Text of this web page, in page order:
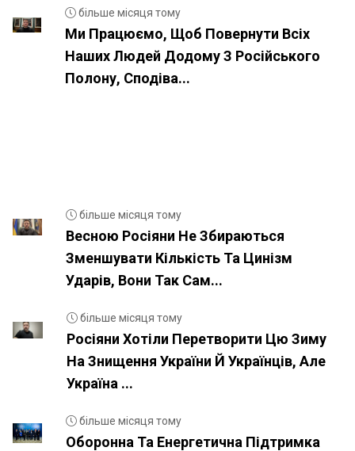
більше місяця тому
Ми Працюємо, Щоб Повернути Всіх
Наших Людей Додому З Російського
Полону, Сподіва...
більше місяця тому
Весною Росіяни Не Збираються
Зменшувати Кількість Та Цинізм
Ударів, Вони Так Сам...
більше місяця тому
Росіяни Хотіли Перетворити Цю Зиму
На Знищення України Й Українців, Але
Україна ...
більше місяця тому
Оборонна Та Енергетична Підтримка